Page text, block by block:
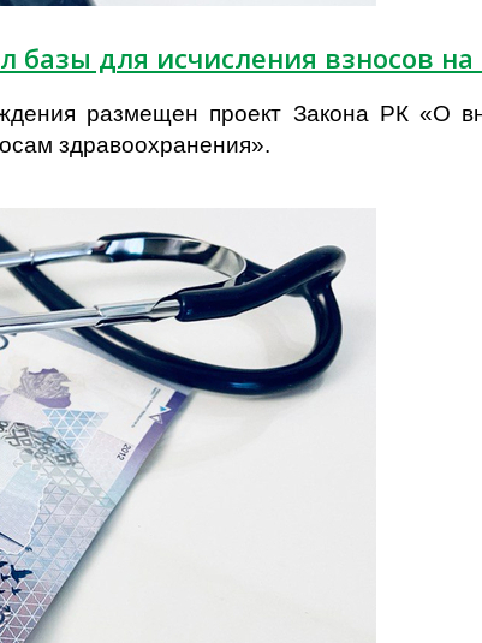
базы для исчисления взносов
размещен проект Закона РК «О
здравоохранения».